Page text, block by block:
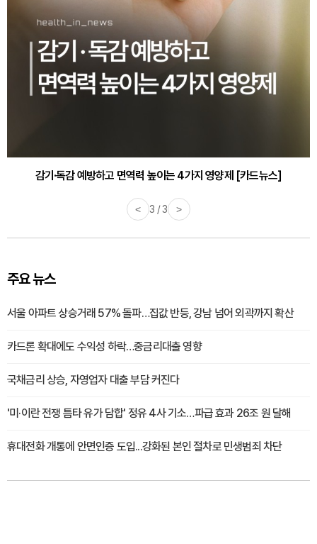
감기·독감 예방하고 면역력 높이는 4가지 영양제 [카드뉴스]
< 3 / 3 >
주요 뉴스
서울 아파트 상승거래 57% 돌파…집값 반등, 강남 넘어 외곽까지 확산
카드론 확대에도 수익성 하락…중금리대출 영향
국채금리 상승, 자영업자 대출 부담 커진다
'미·이란 전쟁 틈타 유가 담합' 정유 4사 기소…파급 효과 26조 원 달해
휴대전화 개통에 안면인증 도입...강화된 본인 절차로 민생범죄 차단